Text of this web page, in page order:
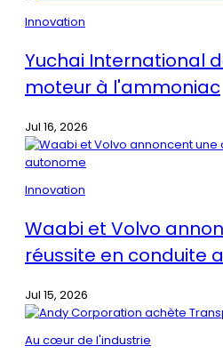
Innovation
Yuchai International
moteur à l'ammoniac
Jul 16, 2026
Innovation
Waabi et Volvo
réussite en conduite
Jul 15, 2026
Au cœur de l'industrie